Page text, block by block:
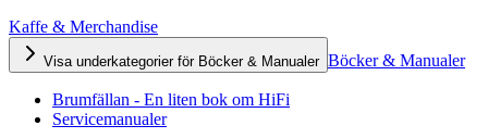
Kaffe & Merchandise
Visa underkategorier för Böcker & Manualer Böcker & Manualer
Brumfällan - En liten bok om HiFi
Servicemanualer